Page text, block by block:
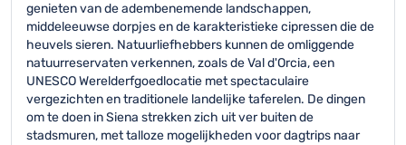
genieten van de adembenemende landschappen,
middeleeuwse dorpjes en de karakteristieke cipressen die de
heuvels sieren. Natuurliefhebbers kunnen de omliggende
natuurreservaten verkennen, zoals de Val d'Orcia, een
UNESCO Werelderfgoedlocatie met spectaculaire
vergezichten en traditionele landelijke taferelen. De dingen
om te doen in Siena strekken zich uit ver buiten de
stadsmuren, met talloze mogelijkheden voor dagtrips naar